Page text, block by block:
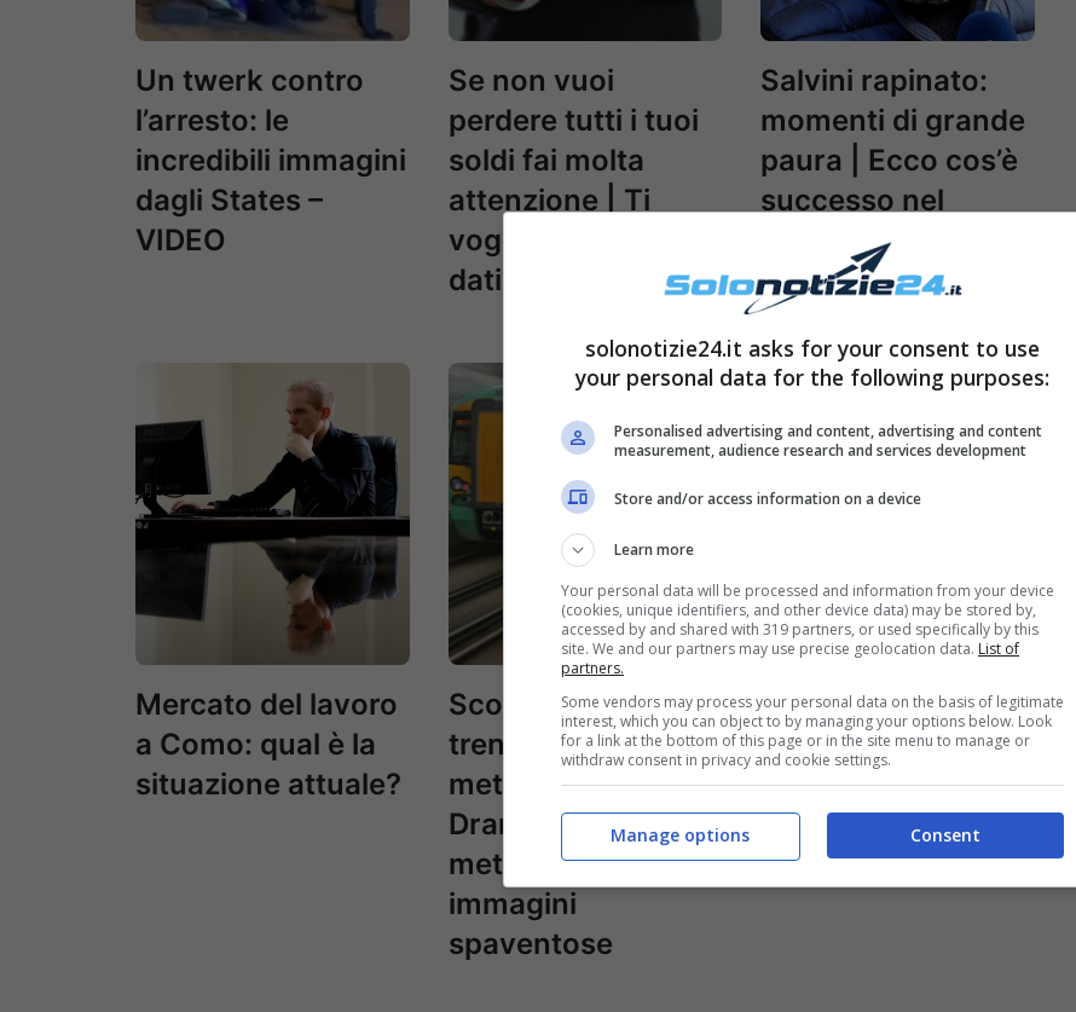
Un twerk contro
l’arresto: le
incredibili immagini
dagli States –
VIDEO
Se non vuoi
perdere tutti i tuoi
soldi fai molta
attenzione | Ti
vogliono rubare i
dati bancari
Salvini rapinato:
momenti di grande
paura | Ecco cos’è
successo nel
dettaglio
Mercato del lavoro
a Como: qual è la
situazione attuale?
Scontro tra due
treni in
metropolitana |
Dramma nella
metropoli:
immagini
spaventose
Messaggi anonimi
per un anno per
tormentare la figlia:
la follia di una
madre negli States
solonotizie24.it asks for your consent to use
your personal data for the following purposes:
Personalised advertising and content, advertising and content
measurement, audience research and services development
Store and/or access information on a device
Learn more
Your personal data will be processed and information from your device
(cookies, unique identifiers, and other device data) may be stored by,
accessed by and shared with 319 partners, or used specifically by this
site. We and our partners may use precise geolocation data. List of
partners.
Some vendors may process your personal data on the basis of legitimate
interest, which you can object to by managing your options below. Look
for a link at the bottom of this page or in the site menu to manage or
withdraw consent in privacy and cookie settings.
Consent
Manage options